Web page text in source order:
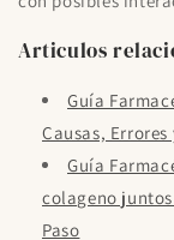
Articulos
Guía
Causas, Errores
Guía
colageno juntos
Paso